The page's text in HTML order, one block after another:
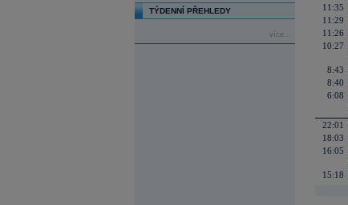
TÝDENNÍ PŘEHLEDY
více...
11:35
11:29
11:26
10:27
8:43
8:40
6:08
22:01
18:03
16:05
15:18